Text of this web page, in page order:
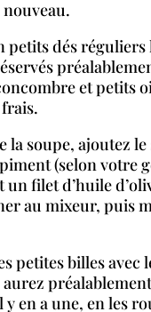
petits dés réguliers
et petits
la soupe, ajoutez le
(selon votre
un filet d’huile
au mixeur, puis
petites billes avec
y en a une, en les